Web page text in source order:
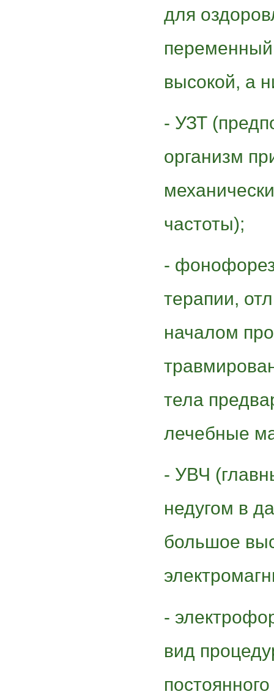
для
высокой, а
- УЗТ
организм
частоты);
- фонофорез
терапии,
началом
тела
лечебные
- УВЧ
недугом в
большое
-
вид